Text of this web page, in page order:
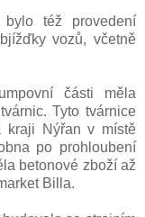
bylo též provedení
vozů, včetně
části měla
Tyto tvárnice
kraji Nýřan v místě
po prohloubení
betonové zboží až
Billa.